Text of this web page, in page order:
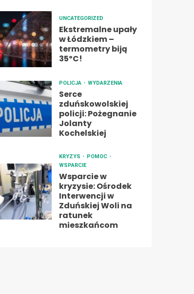
UNCATEGORIZED
Ekstremalne upały
w Łódzkiem –
termometry biją
35ºC!
POLICJA WYDARZENIA
Serce
zduńskowolskiej
policji: Pożegnanie
Jolanty
Kochelskiej
KRYZYS
POMOC
WSPARCIE
Wsparcie w
kryzysie: Ośrodek
Interwencji w
Zduńskiej Woli na
ratunek
mieszkańcom